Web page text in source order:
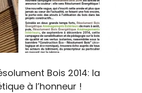
Bois 2014: la
à l’honneur !